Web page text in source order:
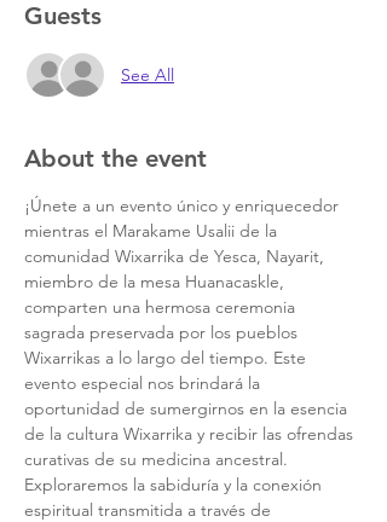
Guests
See All
About the event
¡Únete a un evento único y enriquecedor
mientras el Marakame Usalii de la
comunidad Wixarrika de Yesca, Nayarit,
miembro de la mesa Huanacaskle,
comparten una hermosa ceremonia
sagrada preservada por los pueblos
Wixarrikas a lo largo del tiempo. Este
evento especial nos brindará la
oportunidad de sumergirnos en la esencia
de la cultura Wixarrika y recibir las ofrendas
curativas de su medicina ancestral.
Exploraremos la sabiduría y la conexión
espiritual transmitida a través de